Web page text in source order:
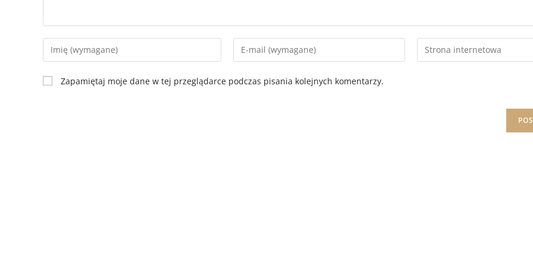
Zapamiętaj moje dane w tej przeglądarce podczas pisania kolejnych komentarzy.